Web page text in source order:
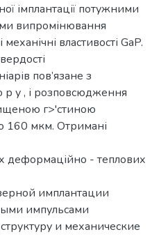
імплантації потужними
випромінювання
властивості GaP.
пов’язане з
у , і розповсюдження
г>'стиною
160 мкм. Отримані
деформаційно - теплових
имплантации
импульсами
и механические